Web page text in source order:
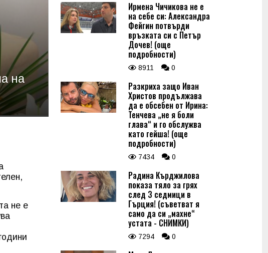
на
не е
Ирмена Чичикова не е
на себе си: Александра
Фейгин потвърди
връзката си с Петър
Дочев! (още
подробности)
8911 0
Разкриха защо Иван
Христов продължава
да е обсебен от Ирина:
Тенчева „не я боли
глава“ и го обслужва
като гейша! (още
подробности)
7434 0
Радина Кърджилова
показа тяло за грях
след 3 седмици в
Гърция! (съветват я
само да си „махне“
устата - СНИМКИ)
7294 0